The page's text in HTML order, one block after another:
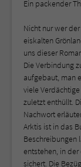
Ein packender
Nicht nur wer
eiskalten
uns dieser
Die Verbindung
aufgebaut, man
viele
zuletzt enthüllt.
Nachwort
Arktis ist in das
Beschreibungen
entstehen, in
sichert. Die